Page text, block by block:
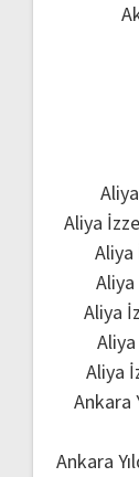
Aliya
Aliya
Aliya
Aliya
Ankara
Ankara